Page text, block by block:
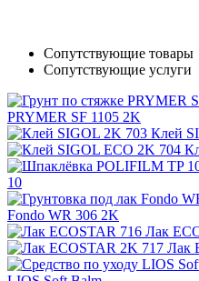
Сопутствующие товары
Сопутствующие услуги
PRYMER SF 1105 2K
Клей
10
Fondo WR 306 2K
Лак
Лак